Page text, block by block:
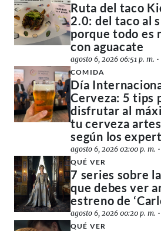
Ruta del taco
2.0: del taco al
porque todo es
con aguacate
agosto 6, 2026 06:51 p. m. •
COMIDA
Día
Cerveza: 5 tips
disfrutar al
tu cerveza
según los
agosto 6, 2026 02:00 p. m. •
QUÉ VER
7 series sobre
que debes ver
estreno de
agosto 6, 2026 00:20 p. m.
QUÉ VER